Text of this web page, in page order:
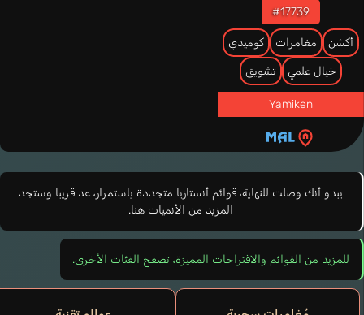
#17739
أكشن مغامرات كوميدي
خيال علمي تشويق
Yamiken
يبدو أنك وصلت للنهاية، قوائم أنستازيا متجددة باستمرار، عد قريبا وستجد
المزيد من الأنميات هنا.
للمزيد من القوائم والاقتراحات المميزة، تصفح الفئات الأخرى.